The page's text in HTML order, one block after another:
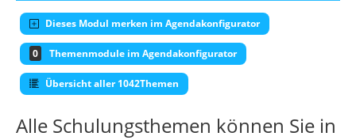
Dieses Modul merken im Agendakonfigurator
0 Themenmodule im Agendakonfigurator
Übersicht aller 1042Themen
Alle Schulungsthemen können Sie in